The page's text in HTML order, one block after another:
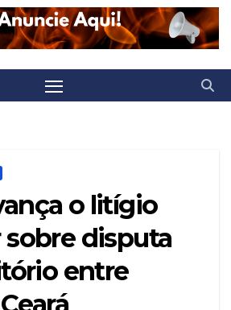
o litígio
sobre disputa
entre